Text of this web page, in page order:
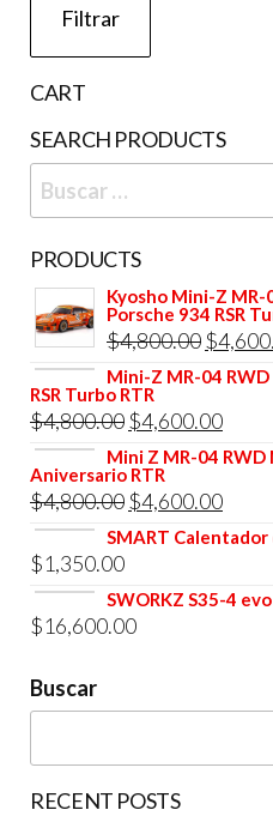
Filtrar
CART
SEARCH PRODUCTS
Buscar:
PRODUCTS
Kyosho Mini-Z MR-
Porsche 934 RSR
$4,800.00 El
precio
era:
$
Mini-Z MR-04
RSR Turbo RTR
$4,800.00 El
precio
original
era:
$4,600.00El
es:
Mini Z MR-04
Aniversario RTR
$4,800.00 El
precio
era:
$4,800.00.
$4,600.00El
es:
SMART Calentador
$1,350.00
SWORKZ S35-4
$16,600.00
Buscar
RECENT POSTS